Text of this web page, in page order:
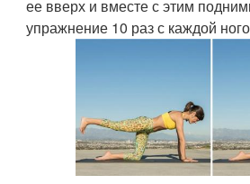
ее вверх и вместе с этим
упражнение 10 раз с каждой